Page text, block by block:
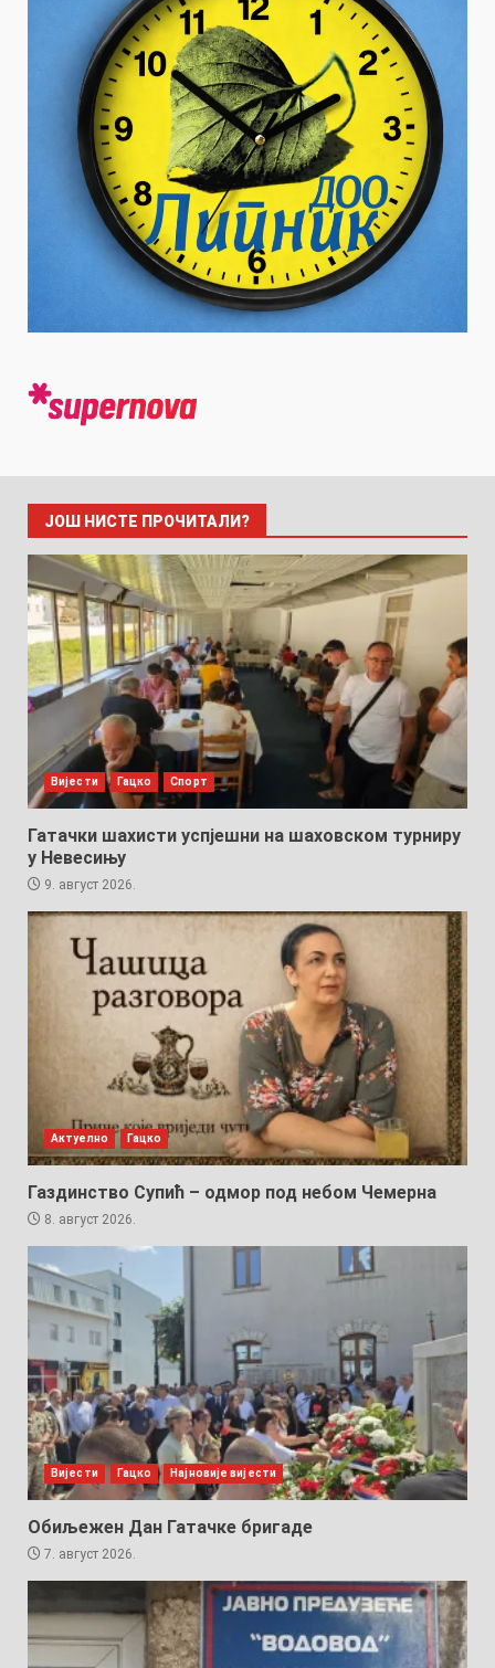
ЈОШ НИСТЕ ПРОЧИТАЛИ?
Вијести Гацко Спорт
Гатачки шахисти успјешни на шаховском турниру
у Невесињу
9. август 2026.
Актуелно Гацко
Газдинство Супић – одмор под небом Чемерна
8. август 2026.
Вијести Гацко Најновије вијести
Обиљежен Дан Гатачке бригаде
7. август 2026.